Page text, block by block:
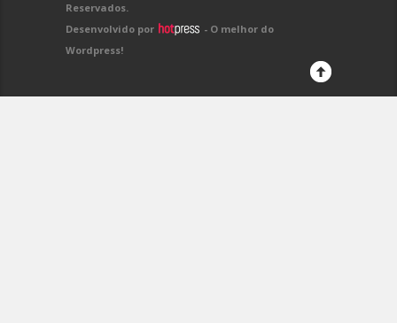
Reservados.
Desenvolvido por
- O melhor do
Wordpress!